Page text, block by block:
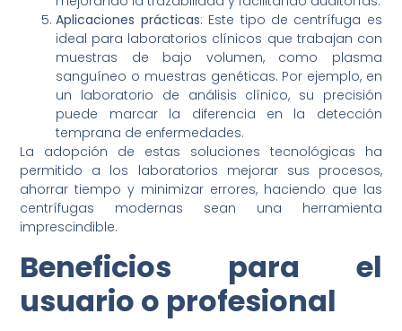
Aplicaciones prácticas: Este tipo de centrífuga es
ideal para laboratorios clínicos que trabajan con
muestras de bajo volumen, como plasma
sanguíneo o muestras genéticas. Por ejemplo, en
un laboratorio de análisis clínico, su precisión
puede marcar la diferencia en la detección
temprana de enfermedades.
La adopción de estas soluciones tecnológicas ha
permitido a los laboratorios mejorar sus procesos,
ahorrar tiempo y minimizar errores, haciendo que las
centrífugas modernas sean una herramienta
imprescindible.
Beneficios para el
usuario o profesional